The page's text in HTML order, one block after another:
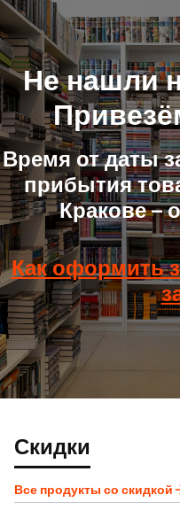
Не нашли
Время от даты
прибытия
Кракове –
Как оформить
Скидки
Все продукты со скидкой